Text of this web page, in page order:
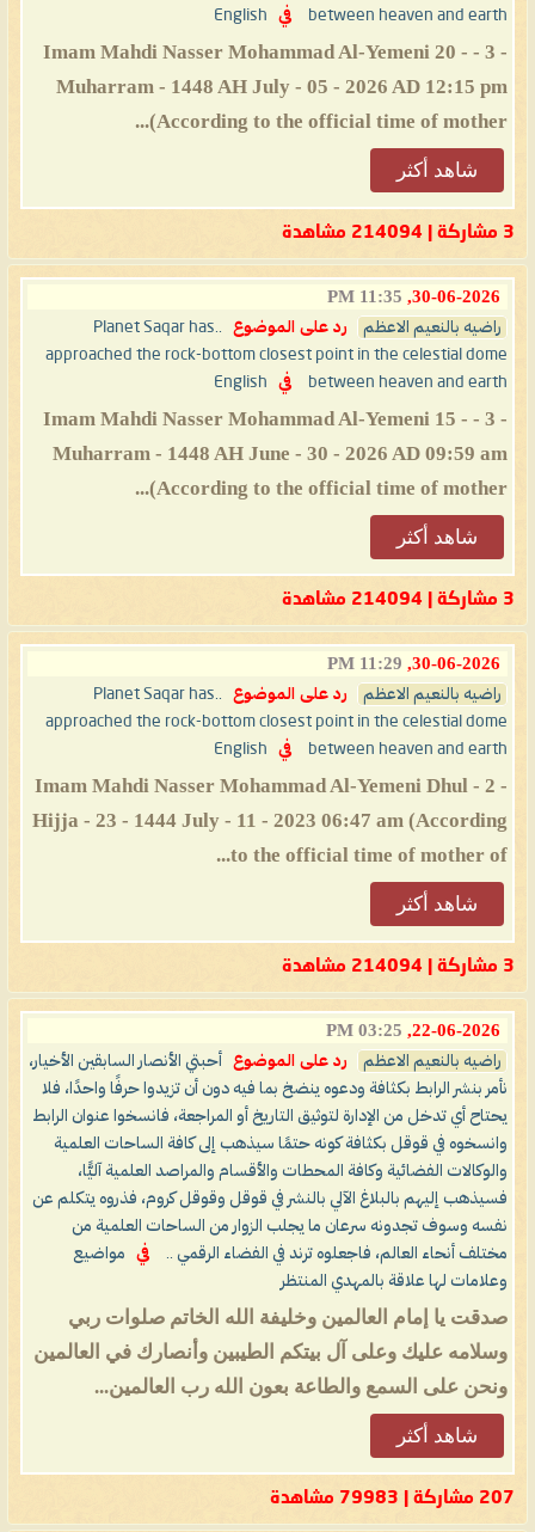
between heaven and earth في English
- 3 - Imam Mahdi Nasser Mohammad Al-Yemeni 20 -
Muharram - 1448 AH July - 05 - 2026 AD 12:15 pm
(According to the official time of mother...
شاهد أكثر
3 مشاركة | 214094 مشاهدة
30-06-2026,
11:35 PM
راضيه بالنعيم الاعظم رد على الموضوع
..Planet Saqar has
approached the rock-bottom closest point in the celestial dome
between heaven and earth
في English
- 3 - Imam Mahdi Nasser Mohammad Al-Yemeni 15 -
Muharram - 1448 AH June - 30 - 2026 AD 09:59 am
(According to the official time of mother...
شاهد أكثر
3 مشاركة | 214094 مشاهدة
30-06-2026,
11:29 PM
راضيه بالنعيم الاعظم رد على الموضوع
..Planet Saqar has
approached the rock-bottom closest point in the celestial dome
between heaven and earth
في English
- 2 - Imam Mahdi Nasser Mohammad Al-Yemeni Dhul
Hijja - 23 - 1444 July - 11 - 2023 06:47 am (According
to the official time of mother of...
شاهد أكثر
3 مشاركة | 214094 مشاهدة
22-06-2026,
03:25 PM
راضيه بالنعيم الاعظم رد على الموضوع
أحبتي الأنصار السابقين الأخيار،
نأمر بنشر الرابط بكثافة ودعوه ينضخ بما فيه دون أن تزيدوا حرفًا واحدًا، فلا
يحتاح أي تدخل من الإدارة لتوثيق التاريخ أو المراجعة، فانسخوا عنوان الرابط
وانسخوه في قوقل بكثافة كونه حتمًا سيذهب إلى كافة الساحات العلمية
والوكالات الفضائية وكافة المحطات والأقسام والمراصد العلمية آليًّا،
فسيذهب إليهم بالبلاغ الآلي بالنشر في قوقل وقوقل كروم، فذروه يتكلم عن
نفسه وسوف تجدونه سرعان ما يجلب الزوار من الساحات العلمية من
مختلف أنحاء العالم، فاجعلوه ترند في الفضاء الرقمي ..
في
مواضيع
وعلامات لها علاقة بالمهدي المنتظر
صدقت يا إمام العالمين وخليفة الله الخاتم صلوات ربي
وسلامه عليك وعلى آل بيتكم الطيبين وأنصارك في العالمين
ونحن على السمع والطاعة بعون الله رب العالمين...
شاهد أكثر
207 مشاركة | 79983 مشاهدة